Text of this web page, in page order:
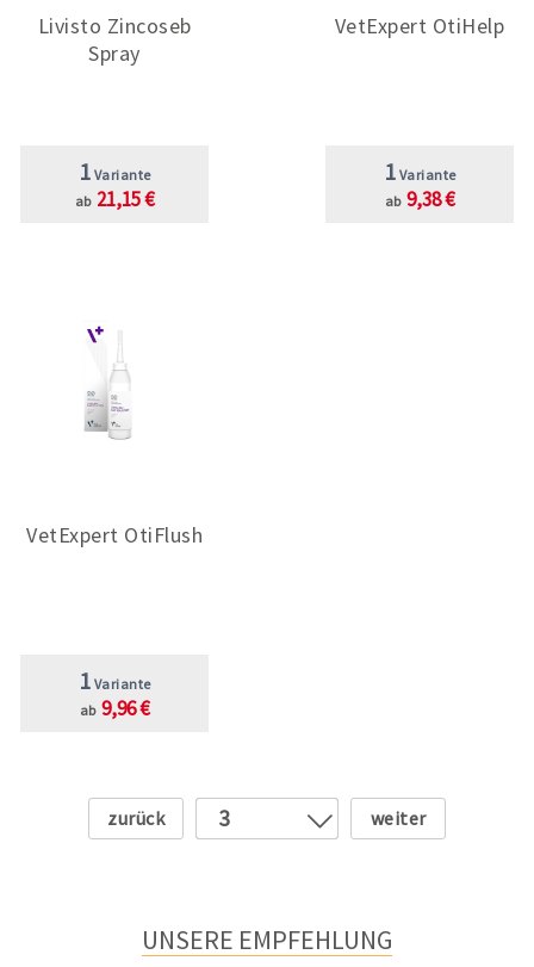
Livisto Zincoseb
Spray
1 Variante
ab 21,15 €
VetExpert OtiHelp
1 Variante
ab 9,38 €
VetExpert OtiFlush
1 Variante
ab 9,96 €
Zurück
3
5
Weiter
UNSERE EMPFEHLUNG